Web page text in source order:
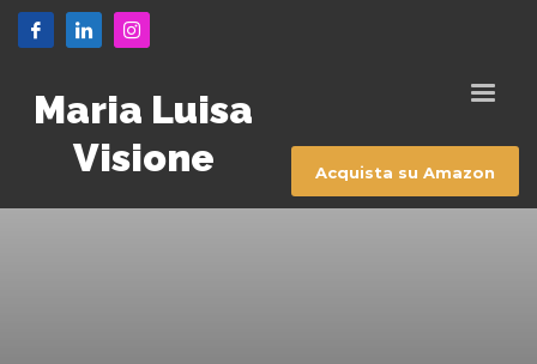
Maria Luisa
Visione
Acquista su Amazon